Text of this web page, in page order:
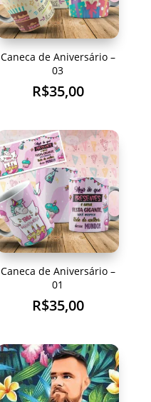
Caneca de Aniversário –
03
R$35,00
Caneca de Aniversário –
01
R$35,00